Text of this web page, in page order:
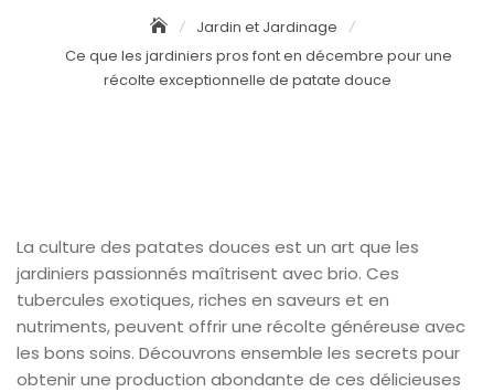
Jardin et Jardinage
Ce que les jardiniers pros font en décembre pour une
récolte exceptionnelle de patate douce
La culture des patates douces est un art que les
jardiniers passionnés maîtrisent avec brio. Ces
tubercules exotiques, riches en saveurs et en
nutriments, peuvent offrir une récolte généreuse avec
les bons soins. Découvrons ensemble les secrets pour
obtenir une production abondante de ces délicieuses